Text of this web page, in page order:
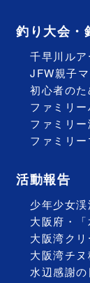
釣り大会・
千早川ル
JFW親子
初心者の
ファミリ
ファミリ
ファミリ
活動報告
少年少女
大阪府・
大阪湾ク
大阪湾チ
水辺感謝